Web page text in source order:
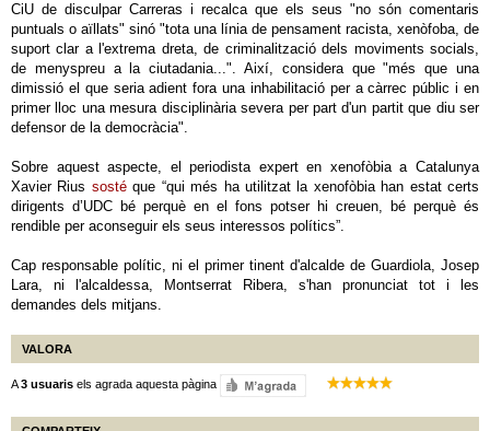
CiU de disculpar Carreras i recalca que els seus "no són comentaris
puntuals o aïllats" sinó "tota una línia de pensament racista, xenòfoba, de
suport clar a l'extrema dreta, de criminalització dels moviments socials,
de menyspreu a la ciutadania...". Així, considera que "més que una
dimissió el que seria adient fora una inhabilitació per a càrrec públic i en
primer lloc una mesura disciplinària severa per part d'un partit que diu ser
defensor de la democràcia".
Sobre aquest aspecte, el periodista expert en xenofòbia a Catalunya
Xavier Rius sostéque “qui més ha utilitzat la xenofòbia han estat certs
dirigents d’UDC bé perquè en el fons potser hi creuen, bé perquè és
rendible per aconseguir els seus interessos polítics”.
Cap responsable polític, ni el primer tinent d'alcalde de Guardiola, Josep
Lara, ni l'alcaldessa, Montserrat Ribera, s'han pronunciat tot i les
demandes dels mitjans.
VALORA
A3 usuaris els agrada aquesta pàgina